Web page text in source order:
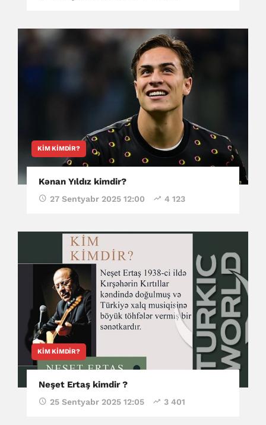
KIM KIMDIR?
Kənan Yıldız kimdir?
27 Sentyabr 2025 12:00 4 123
KIM KIMDIR?
Neşet Ertaş kimdir ?
25 Sentyabr 2025 12:05 3 401